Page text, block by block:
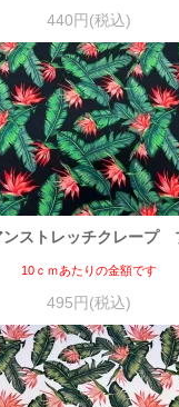
440円(税込)
ンストレッチクレープ
10ｃｍあたりの金額です
495円(税込)